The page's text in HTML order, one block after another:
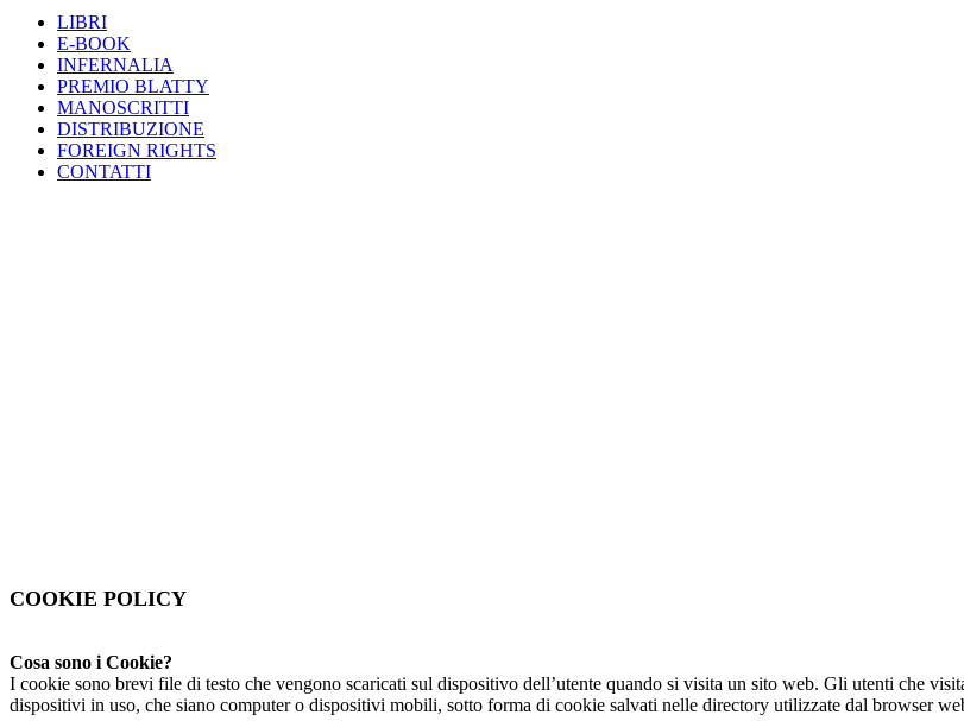
LIBRI
E-BOOK
INFERNALIA
PREMIO BLATTY
MANOSCRITTI
DISTRIBUZIONE
FOREIGN RIGHTS
CONTATTI
COOKIE POLICY
Cosa sono i Cookie?
I cookie sono brevi file di testo che vengono scaricati sul dispositivo dell’utente quando si visita un sito web. Gli utenti che
dispositivi in uso, che siano computer o dispositivi mobili, sotto forma di cookie salvati nelle directory utilizzate dal browser